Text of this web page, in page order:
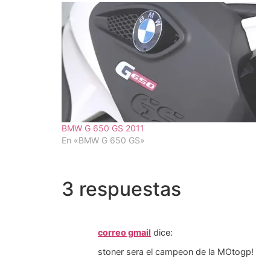
BMW G 650 GS 2011
En «BMW G 650 GS»
3 respuestas
correo gmail dice:
stoner sera el campeon de la